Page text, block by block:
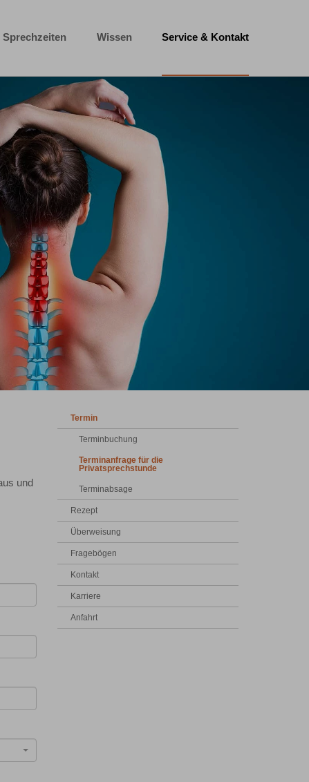
Sprechzeiten Wissen Service & Kontakt
und
Termin
Terminbuchung
Terminanfrage für die
Privatsprechstunde
Terminabsage
Rezept
Überweisung
Fragebögen
Kontakt
Karriere
Anfahrt